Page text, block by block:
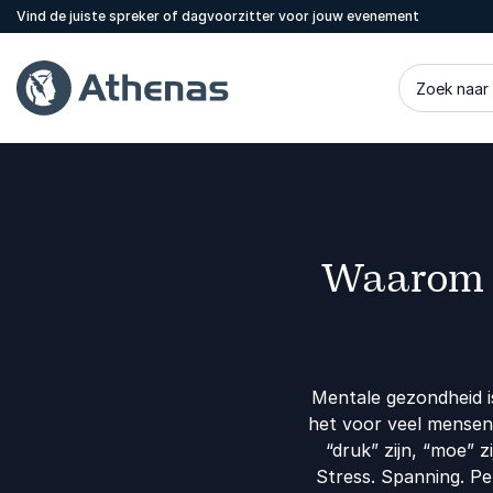
Vind de juiste spreker of dagvoorzitter voor jouw evenement
Zoek
Mentale gezondheid
het voor veel
“druk” zijn, “moe”
Stress. Spanning.